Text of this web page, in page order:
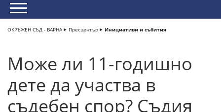
ОКРЪЖЕН СЪД - ВАРНА Пресцентър Инициативи и събития
Може ли 11-годишно
дете да участва в
съдебен спор? Съдия